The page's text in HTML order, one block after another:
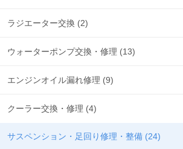
ラジエーター交換 (2)
ウォーターポンプ交換・修理 (13)
エンジンオイル漏れ修理 (9)
クーラー交換・修理 (4)
サスペンション・足回り修理・整備 (24)